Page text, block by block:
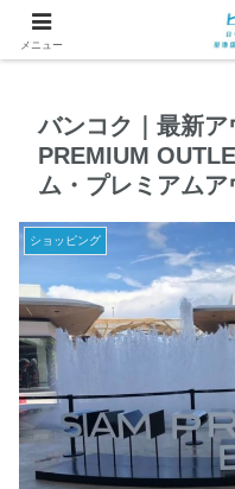
バンコク｜最新
PREMIUM
ム・プレミアムア
ショッピング
メニュー